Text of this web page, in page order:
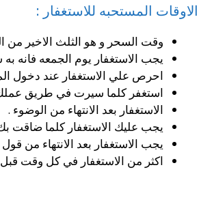
الاوقات المستحبه للاستغفار :
وقت السحر و هو الثلث الاخير من
يجب الاستغفار يوم الجمعه فانه
احرص علي الاستغفار عند دخول
استغفر كلما سيرت في طريق
الاستغفار بعد الانتهاء من الوضوء .
يجب عليك الاستغفار كلما ضاقت
يجب الاستغفار بعد الانتهاء من قول
اكثر من الاستغفار في كل وقت